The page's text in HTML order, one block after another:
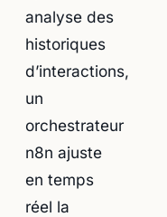
analyse des
historiques
d’interactions,
un
orchestrateur
n8n ajuste
en temps
réel la